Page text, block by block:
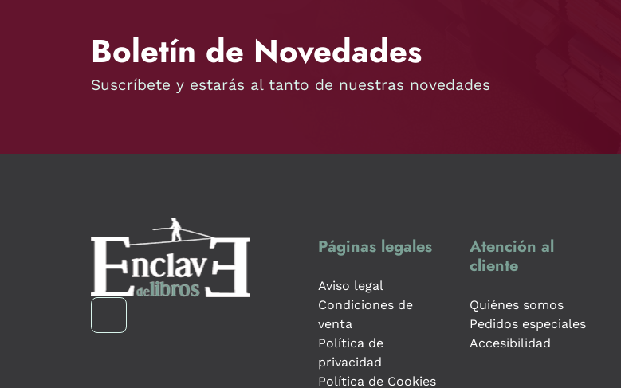
Boletín de Novedades
Suscríbete y estarás al tanto de nuestras novedades
Páginas legales
Aviso legal
Condiciones de
venta
Política de
privacidad
Política de Cookies
Atención al
cliente
Quiénes somos
Pedidos especiales
Accesibilidad